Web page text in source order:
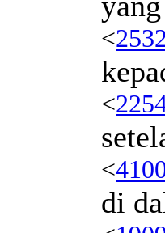
<
<
<
di